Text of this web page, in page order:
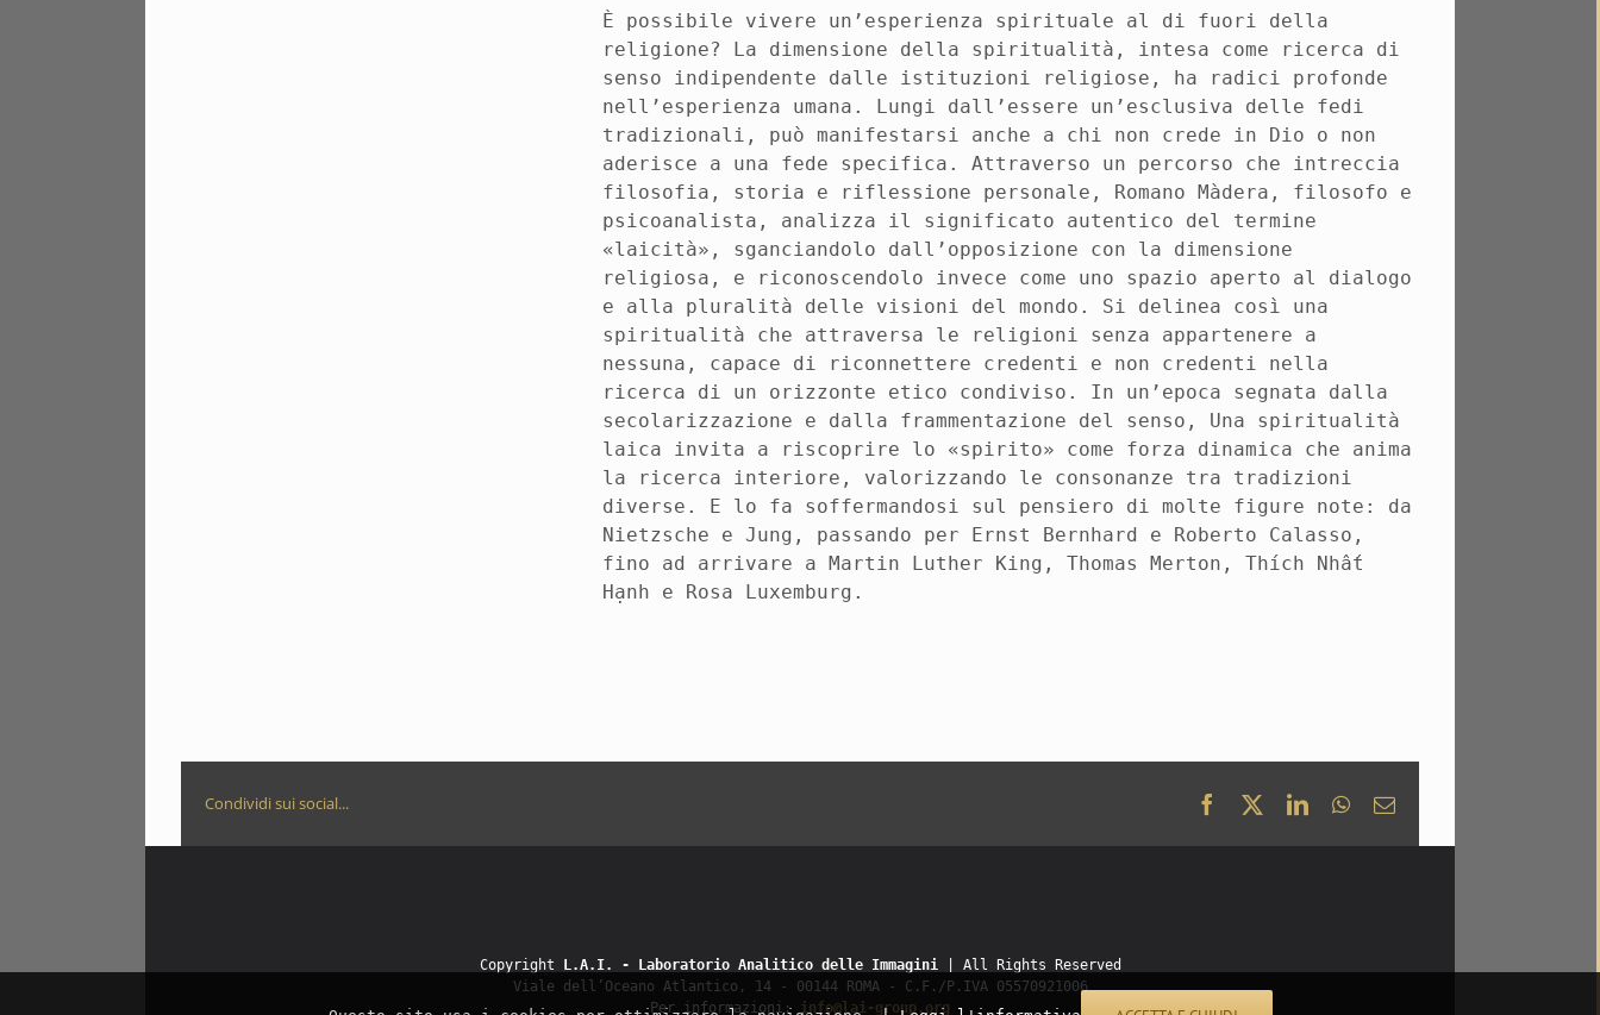
È possibile vivere un’esperienza spirituale al di fuori della
religione? La dimensione della spiritualità, intesa come ricerca di
senso indipendente dalle istituzioni religiose, ha radici profonde
nell’esperienza umana. Lungi dall’essere un’esclusiva delle fedi
tradizionali, può manifestarsi anche a chi non crede in Dio o non
aderisce a una fede specifica. Attraverso un percorso che intreccia
filosofia, storia e riflessione personale, Romano Màdera, filosofo e
psicoanalista, analizza il significato autentico del termine
«laicità», sganciandolo dall’opposizione con la dimensione
religiosa, e riconoscendolo invece come uno spazio aperto al dialogo
e alla pluralità delle visioni del mondo. Si delinea così una
spiritualità che attraversa le religioni senza appartenere a
nessuna, capace di riconnettere credenti e non credenti nella
ricerca di un orizzonte etico condiviso. In un’epoca segnata dalla
secolarizzazione e dalla frammentazione del senso, Una spiritualità
laica invita a riscoprire lo «spirito» come forza dinamica che anima
la ricerca interiore, valorizzando le consonanze tra tradizioni
diverse. E lo fa soffermandosi sul pensiero di molte figure note: da
Nietzsche e Jung, passando per Ernst Bernhard e Roberto Calasso,
fino ad arrivare a Martin Luther King, Thomas Merton, Thích Nhất
Hạnh e Rosa Luxemburg.
Condividi sui social... Facebook LinkedInWhatsApp
Email
Copyright L.A.I. - Laboratorio Analitico delle Immagini| All Rights Reserved
Viale dell’Oceano Atlantico, 14 - 00144 ROMA - C.F./P.IVA 05570921006
Per informazioni: info@lai-group.org